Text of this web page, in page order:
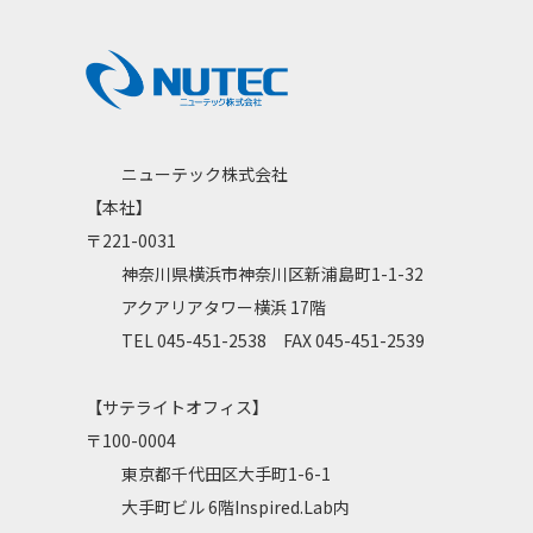
ニューテック株式会社
【本社】
〒221-0031
神奈川県横浜市神奈川区新浦島町1-1-32
アクアリアタワー横浜 17階
TEL 045-451-2538 FAX 045-451-2539
【サテライトオフィス】
〒100-0004
東京都千代田区大手町1-6-1
大手町ビル 6階Inspired.Lab内